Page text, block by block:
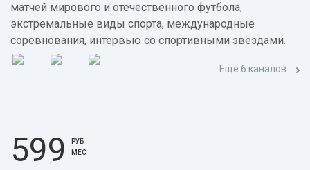
матчей мирового и отечественного футбола,
экстремальные виды спорта, международные
соревнования, интервью со спортивными звёздами.
Ещё 6 каналов
599
РУБ
МЕС